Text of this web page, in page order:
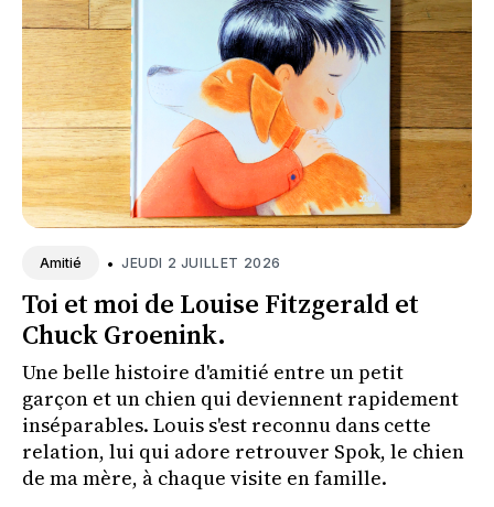
Amitié • JEUDI 2 JUILLET 2026
Toi et moi de Louise Fitzgerald et
Chuck Groenink.
Une belle histoire d'amitié entre un petit
garçon et un chien qui deviennent rapidement
inséparables. Louis s'est reconnu dans cette
relation, lui qui adore retrouver Spok, le chien
de ma mère, à chaque visite en famille.